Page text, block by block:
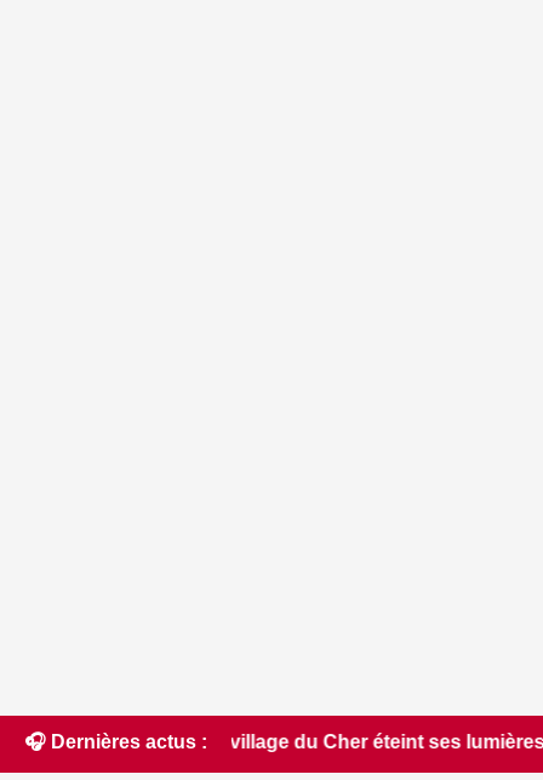
🎧 Dernières actus :
ce village du Cher éteint ses lumières pour un